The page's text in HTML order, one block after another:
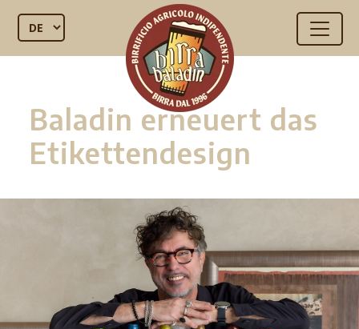
Baladin erneuert das
Etikettendesign